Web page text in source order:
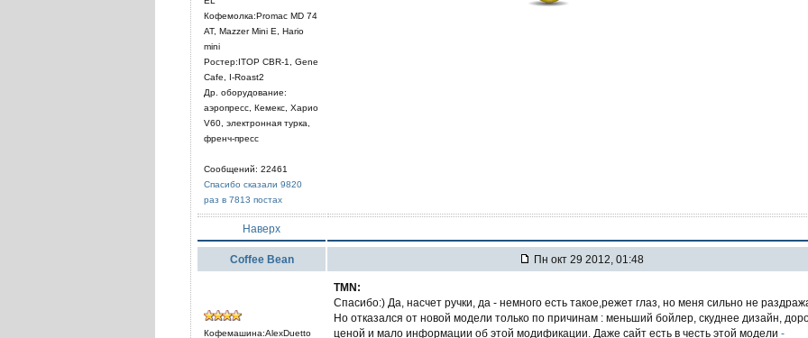
Кофемолка:Promac MD 74
AT, Mazzer Mini E, Hario
mini
Ростер:ITOP CBR-1, Gene
Cafe, I-Roast2
Др. оборудование:
аэропресс, Кемекс, Харио
V60, электронная турка,
френч-пресс
Сообщений: 22461
Спасибо сказали 9820
раз в 7813 постах
Наверх
Coffee Bean Пн окт 29 2012, 01:48
Кофемашина:AlexDuetto
TMN:
Спасибо:) Да, насчет ручки, да - немного есть такое,режет глаз, но меня сильно не
Но отказался от новой модели только по причинам : меньший бойлер, скуднее дизайн,
ценой и мало информации об этой модификации. Даже сайт есть в честь этой модели -